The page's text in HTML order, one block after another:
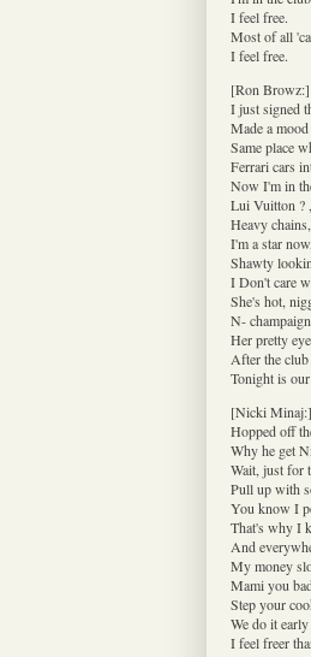
I feel free.
Most of all
I feel free.
[Ron Browz:]
I just signed
Made a
Same place
Ferrari cars
Now I'm in
Lui Vuitton ?
Heavy
I'm a star
Shawty
I Don't care
She's hot,
N-
Her pretty
After the
Tonight is
[Nicki Minaj:]
Hopped off
Why he get
Wait, just for
Pull up with
You know I
That's why I
And
My money
Mami you
Step your
We do it
I feel freer